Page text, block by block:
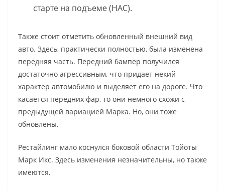
старте на подъеме (НАС).
Также стоит отметить обновленный внешний вид
авто. Здесь, практически полностью, была изменена
передняя часть. Передний бампер получился
достаточно агрессивным, что придает некий
характер автомобилю и выделяет его на дороге. Что
касается передних фар, то они немного схожи с
предыдущей вариацией Марка. Но, они тоже
обновлены.
Рестайлинг мало коснулся боковой области Тойоты
Марк Икс. Здесь изменения незначительны, но также
имеются.